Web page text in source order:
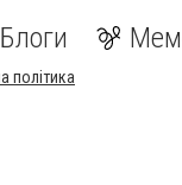
Блоги
політика